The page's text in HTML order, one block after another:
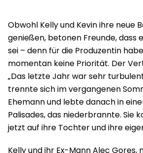
Obwohl Kelly und Kevin ihre neue
genießen, betonen Freunde, dass
sei – denn für die Produzentin
momentan keine Priorität. Der
„Das letzte Jahr war sehr
trennte sich im vergangenen
Ehemann und lebte danach in
Palisades, das niederbrannte. Sie
jetzt auf ihre Tochter und ihre
Kelly und ihr Ex-Mann Alec Gores,